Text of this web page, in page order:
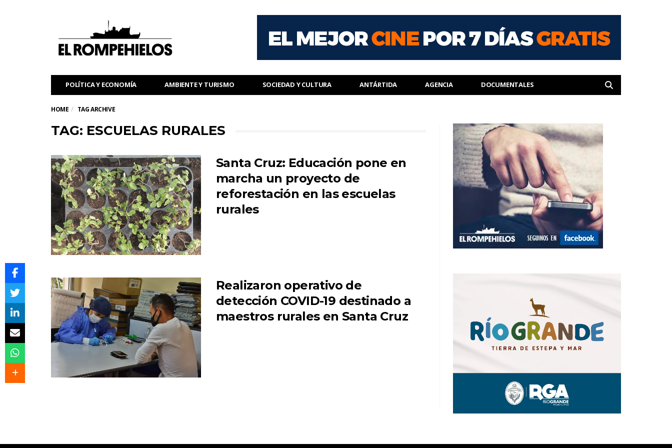
POLÍTICA Y ECONOMÍA AMBIENTE Y TURISMO SOCIEDAD Y CULTURA ANTÁRTIDA AGENCIA DOCUMENTALES
HOME TAG ARCHIVE
TAG: ESCUELAS RURALES
Santa Cruz: Educación pone en
marcha un proyecto de
reforestación en las escuelas
rurales
Realizaron operativo de
detección COVID-19 destinado a
maestros rurales en Santa Cruz